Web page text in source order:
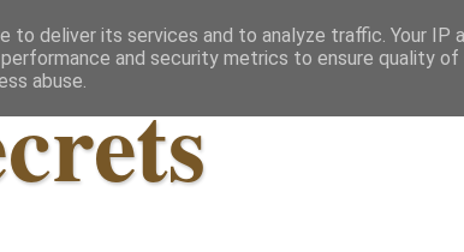
to deliver its services and to analyze traffic. Your IP
and security metrics to ensure quality of
abuse.